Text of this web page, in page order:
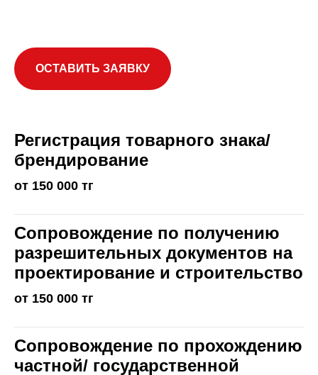
ОСТАВИТЬ ЗАЯВКУ
Регистрация товарного знака/
брендирование
от 150 000 тг
Сопровождение по получению
разрешительных документов на
проектирование и строительство
от 150 000 тг
Сопровождение по прохождению
частной/ государственной